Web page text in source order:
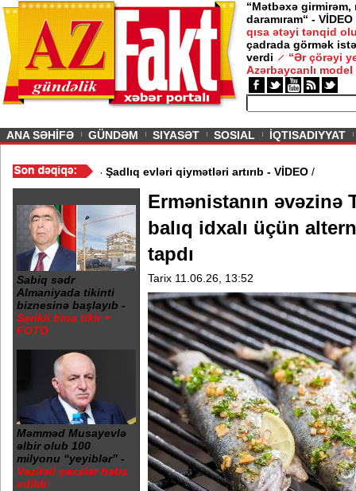
“Mətbəxə girmirəm,
daramıram“ - VİDEO
qısa ətəyi tənqid
çadrada görmək
verdi
“Ər çörəyi
Azərbaycanlı model
ANA SƏHİFƏ GÜNDƏM SIYASƏT SOSIAL İQTISADIYYAT
/Toylar başlayır - Şadlıq evləri qiymətləri artırıb - VİDEO
Sabiq sədr
Almaniyada tikinti
biznesinə başlayıb -
Şərikli bina tikir +
FOTO
Məmməd Musayevlə
əlbir olub 100
milyonu “yeyiblər” -
Vəzifəli şəxslər həbs
edildi
Ermənistanın əvəzinə
balıq idxalı üçün
tapdı
Tarix 11.06.26, 13:52